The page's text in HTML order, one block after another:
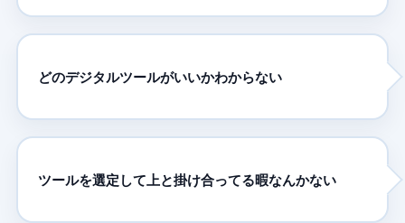
どのデジタルツールがいいかわからない
ツールを選定して上と掛け合ってる暇なんかない